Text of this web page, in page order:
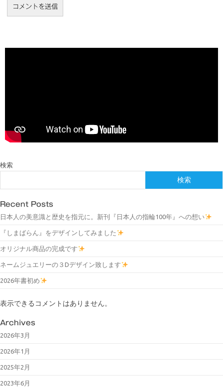
検索
検索
Recent Posts
日本人の美意識と歴史を指元に。新刊『日本人の指輪100年』への想い
『しまばらん』をデザインしてみました
オリジナル商品の完成です
ネームジュエリーの３Dデザイン致します
2026年書初め
表示できるコメントはありません。
Archives
2026年3月
2026年1月
2025年2月
2023年6月